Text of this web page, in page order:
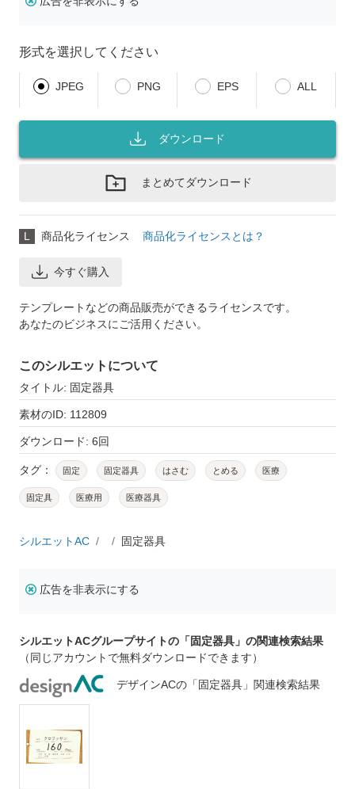
形式を選択してください
JPEG PNG EPS ALL
ダウンロード
まとめてダウンロード
L 商品化ライセンス 商品化ライセンスとは？
今すぐ購入
テンプレートなどの商品販売ができるライセンスです。
あなたのビジネスにご活用ください。
このシルエットについて
タイトル: 固定器具
素材のID: 112809
ダウンロード: 6回
タグ： 固定 固定器具 はさむ とめる 医療
固定具 医療用 医療器具
シルエットAC 固定器具
広告を非表示にする
シルエットACグループサイトの「固定器具」の関連検索結果
（同じアカウントで無料ダウンロードできます）
デザインACの「固定器具」関連検索結果